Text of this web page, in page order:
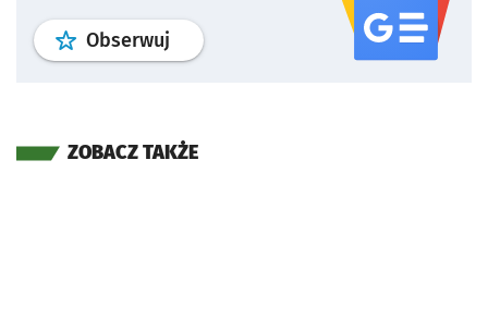
Obserwuj profil serwisu
ZOBACZ TAKŻE